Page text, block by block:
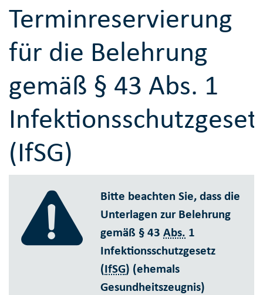
Terminreservierung
für die Belehrung
gemäß § 43 Abs. 1
(IfSG)
Bitte beachten Sie, dass die
Unterlagen zur Belehrung
gemäß § 43Abs. 1
Infektionsschutzgesetz
(IfSG) (ehemals
Gesundheitszeugnis)